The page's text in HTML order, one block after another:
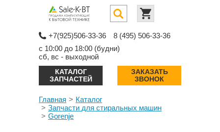
+7(925)506-33-36
8 (495) 506-33-36
с 10:00 до 18:00 (будни)
сб, вс - выходной
КАТАЛОГ
ЗАПЧАСТЕЙ
ЗАКАЗАТЬ
ЗВОНОК
Главная
Каталог
Запчасти для стиральных машин
Gorenje